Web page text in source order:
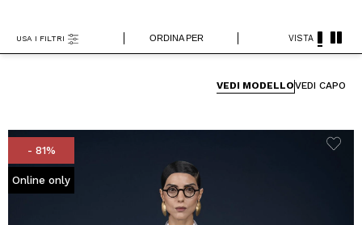
ORDINA PER
USA I FILTRI VISTA
VEDI MODELLOVEDI CAPO
- 81%
Online only